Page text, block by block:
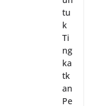
tu
k
Ti
ng
ka
tk
an
Pe